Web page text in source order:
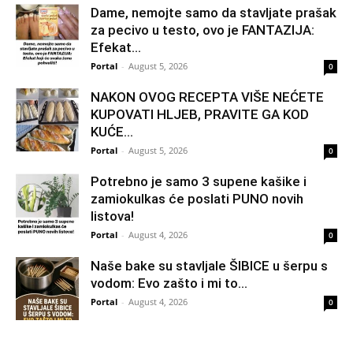
Dame, nemojte samo da stavljate prašak
za pecivo u testo, ovo je FANTAZIJA:
Efekat...
Portal - August 5, 2026 0
NAKON OVOG RECEPTA VIŠE NEĆETE
KUPOVATI HLJEB, PRAVITE GA KOD
KUĆE…
Portal - August 5, 2026 0
Potrebno je samo 3 supene kašike i
zamiokulkas će poslati PUNO novih
listova!
Portal - August 4, 2026 0
Naše bake su stavljale ŠIBICE u šerpu s
vodom: Evo zašto i mi to...
Portal - August 4, 2026 0